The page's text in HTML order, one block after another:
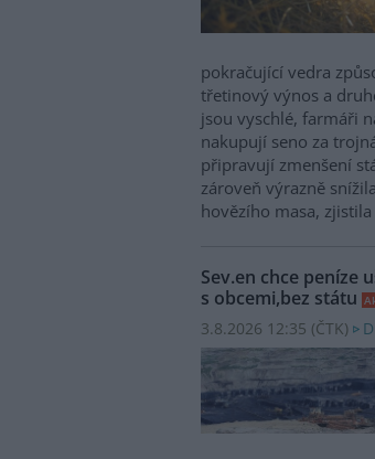
pokračující vedra
třetinový výnos a
jsou vyschlé, farmáři
nakupují seno za
připravují zmenšení
zároveň výrazně
hovězího masa, zjistila
Sev.en chce peníze
s obcemi,bez státu
3.8.2026 12:35 (ČTK)